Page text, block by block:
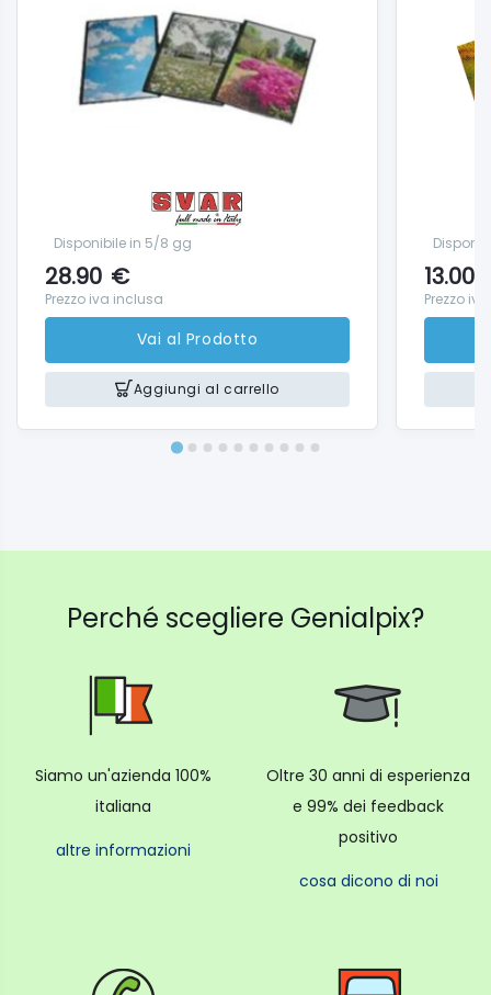
Disponibile in 5/8 gg
28.90 €
Prezzo iva inclusa
Vai al Prodotto
Aggiungi al carrello
13.00
Prezzo
Perché scegliere Genialpix?
Siamo un'azienda 100%
italiana
altre informazioni
Oltre 30 anni di esperienza
e 99% dei feedback
positivo
cosa dicono di noi